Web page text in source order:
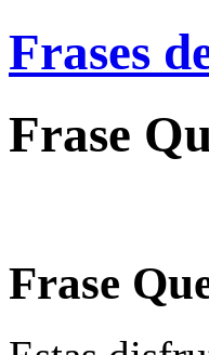
Frases
Frase
Frase